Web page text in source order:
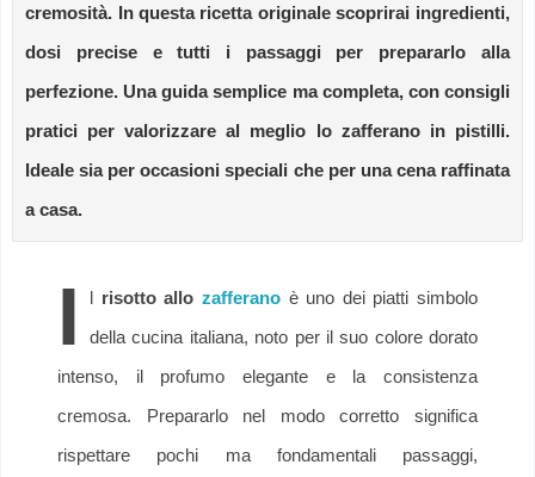
cremosità. In questa ricetta originale scoprirai ingredienti,
dosi precise e tutti i passaggi per prepararlo alla
perfezione. Una guida semplice ma completa, con consigli
pratici per valorizzare al meglio lo zafferano in pistilli.
Ideale sia per occasioni speciali che per una cena raffinata
a casa.
I l risotto allo zafferanoè uno dei piatti simbolo
della cucina italiana, noto per il suo colore dorato
intenso, il profumo elegante e la consistenza
cremosa. Prepararlo nel modo corretto significa
rispettare pochi ma fondamentali passaggi,